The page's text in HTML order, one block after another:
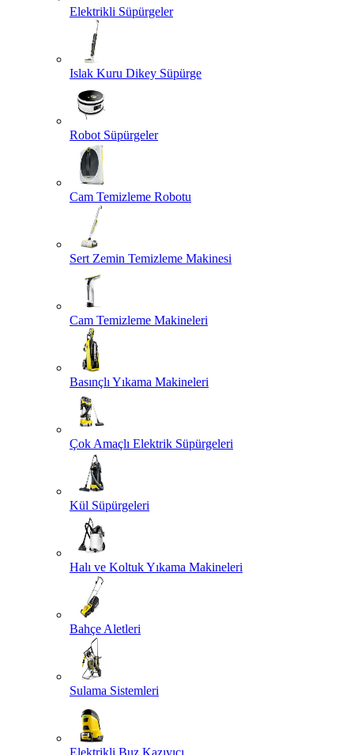
Elektrikli Süpürgeler
Islak Kuru Dikey Süpürge
Robot Süpürgeler
Cam Temizleme Robotu
Sert Zemin Temizleme Makinesi
Cam Temizleme Makineleri
Basınçlı Yıkama Makineleri
Çok Amaçlı Elektrik Süpürgeleri
Kül Süpürgeleri
Halı ve Koltuk Yıkama Makineleri
Bahçe Aletleri
Sulama Sistemleri